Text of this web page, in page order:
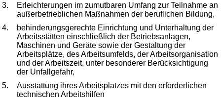
3.
Erleichterungen im zumutbaren Umfang zur Teilnahme an
außerbetrieblichen Maßnahmen der beruflichen Bildung,
4.
behinderungsgerechte Einrichtung und Unterhaltung der
Arbeitsstätten einschließlich der Betriebsanlagen,
Maschinen und Geräte sowie der Gestaltung der
Arbeitsplätze, des Arbeitsumfelds, der Arbeitsorganisation
und der Arbeitszeit, unter besonderer Berücksichtigung
der Unfallgefahr,
5.
Ausstattung ihres Arbeitsplatzes mit den erforderlichen
technischen Arbeitshilfen